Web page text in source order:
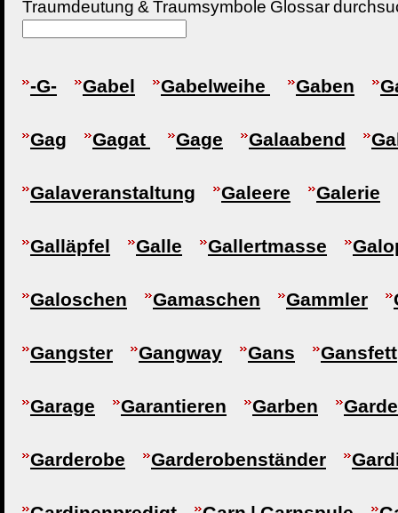
Traumdeutung & Traumsymbole Glossar
-G- Gabel Gabelweihe Gaben
Gag Gagat Gage Galaabend
Galaveranstaltung Galeere Galerie
Galläpfel Galle Gallertmasse
Galoschen Gamaschen Gammler
Gangster Gangway Gans Gansfett
Garage Garantieren Garben Garde
Garderobe Garderobenständer